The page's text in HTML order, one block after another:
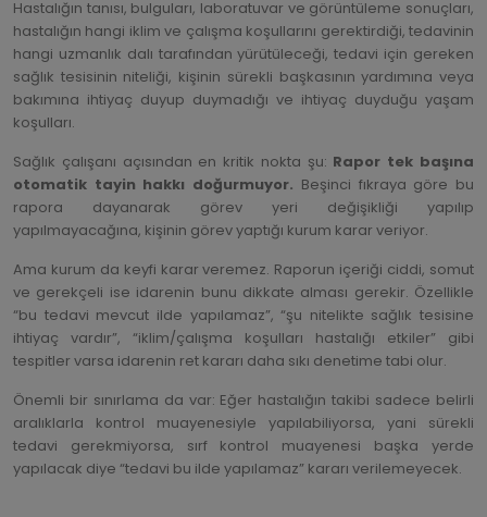
Hastalığın tanısı, bulguları, laboratuvar ve görüntüleme sonuçları,
hastalığın hangi iklim ve çalışma koşullarını gerektirdiği, tedavinin
hangi uzmanlık dalı tarafından yürütüleceği, tedavi için gereken
sağlık tesisinin niteliği, kişinin sürekli başkasının yardımına veya
bakımına ihtiyaç duyup duymadığı ve ihtiyaç duyduğu yaşam
koşulları.
Sağlık çalışanı açısından en kritik nokta şu: Rapor tek başına
otomatik tayin hakkı doğurmuyor. Beşinci fıkraya göre bu
rapora dayanarak görev yeri değişikliği yapılıp
yapılmayacağına, kişinin görev yaptığı kurum karar veriyor.
Ama kurum da keyfi karar veremez. Raporun içeriği ciddi, somut
ve gerekçeli ise idarenin bunu dikkate alması gerekir. Özellikle
“bu tedavi mevcut ilde yapılamaz”, “şu nitelikte sağlık tesisine
ihtiyaç vardır”, “iklim/çalışma koşulları hastalığı etkiler” gibi
tespitler varsa idarenin ret kararı daha sıkı denetime tabi olur.
Önemli bir sınırlama da var: Eğer hastalığın takibi sadece belirli
aralıklarla kontrol muayenesiyle yapılabiliyorsa, yani sürekli
tedavi gerekmiyorsa, sırf kontrol muayenesi başka yerde
yapılacak diye “tedavi bu ilde yapılamaz” kararı verilemeyecek.